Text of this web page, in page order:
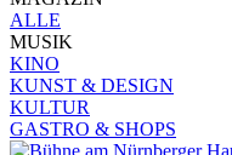
ALLE
MUSIK
KINO
KUNST & DESIGN
KULTUR
GASTRO & SHOPS